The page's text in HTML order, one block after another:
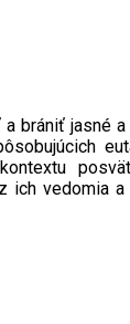
brániť jasné
ich vedomia